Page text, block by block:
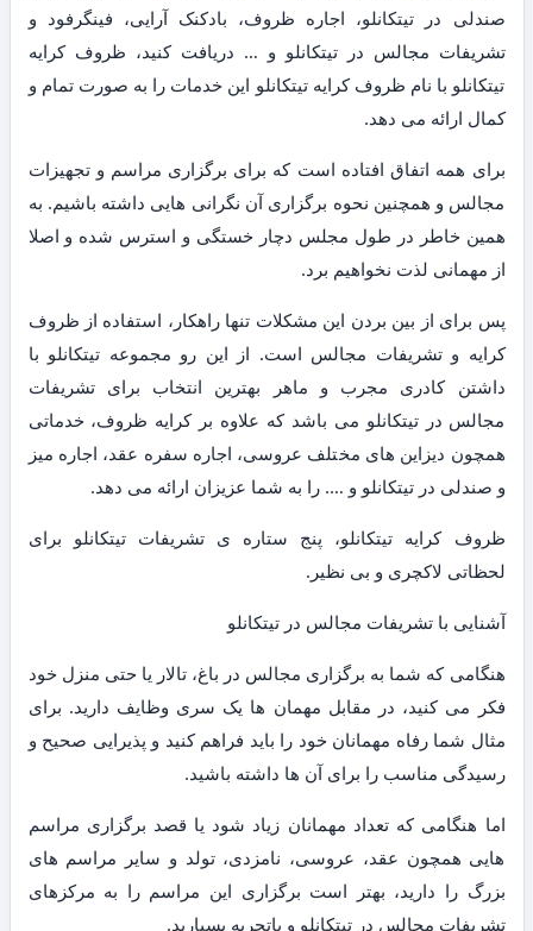
صندلی در تیتکانلو، اجاره ظروف، بادکنک آرایی، فینگرفود و
تشریفات مجالس در تیتکانلو و … دریافت کنید، ظروف کرایه
تیتکانلو با نام ظروف کرایه تیتکانلو این خدمات را به صورت تمام و
کمال ارائه می دهد.
برای همه اتفاق افتاده است که برای برگزاری مراسم و تجهیزات
مجالس و همچنین نحوه برگزاری آن نگرانی هایی داشته باشیم. به
همین خاطر در طول مجلس دچار خستگی و استرس شده و اصلا
از مهمانی لذت نخواهیم برد.
پس برای از بین بردن این مشکلات تنها راهکار، استفاده از ظروف
کرایه و تشریفات مجالس است. از این رو مجموعه تیتکانلو با
داشتن کادری مجرب و ماهر بهترین انتخاب برای تشریفات
مجالس در تیتکانلو می باشد که علاوه بر کرایه ظروف، خدماتی
همچون دیزاین های مختلف عروسی، اجاره سفره عقد، اجاره میز
و صندلی در تیتکانلو و …. را به شما عزیزان ارائه می دهد.
ظروف کرایه تیتکانلو، پنج ستاره ی تشریفات تیتکانلو برای
لحظاتی لاکچری و بی نظیر.
آشنایی با تشریفات مجالس در تیتکانلو
هنگامی که شما به برگزاری مجالس در باغ، تالار یا حتی منزل خود
فکر می کنید، در مقابل مهمان ها یک سری وظایف دارید. برای
مثال شما رفاه مهمانان خود را باید فراهم کنید و پذیرایی صحیح و
رسیدگی مناسب را برای آن ها داشته باشید.
اما هنگامی که تعداد مهمانان زیاد شود یا قصد برگزاری مراسم
هایی همچون عقد، عروسی، نامزدی، تولد و سایر مراسم های
بزرگ را دارید، بهتر است برگزاری این مراسم را به مرکزهای
تشریفات مجالس در تیتکانلو و باتجربه بسپارید.